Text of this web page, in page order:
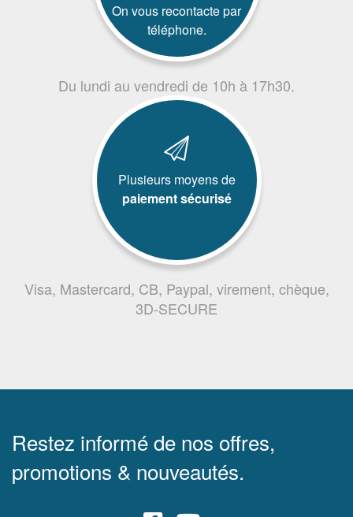
On vous recontacte par
téléphone.
Du lundi au vendredi de 10h à 17h30.
Plusieurs moyens de
paiement sécurisé
Visa, Mastercard, CB, Paypal, virement, chèque,
3D-SECURE
Restez informé de nos offres,
promotions & nouveautés.